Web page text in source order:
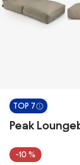
TOP 7
Peak
-10 %